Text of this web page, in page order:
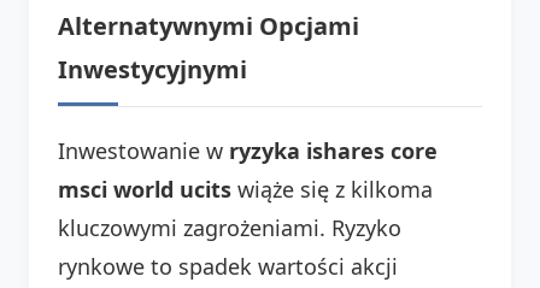
Alternatywnymi Opcjami
Inwestycyjnymi
Inwestowanie w ryzyka ishares core
msci world ucits wiąże się z kilkoma
kluczowymi zagrożeniami. Ryzyko
rynkowe to spadek wartości akcji